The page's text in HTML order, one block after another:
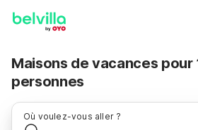
Maisons de vacances pour
personnes
Où voulez-vous aller ?